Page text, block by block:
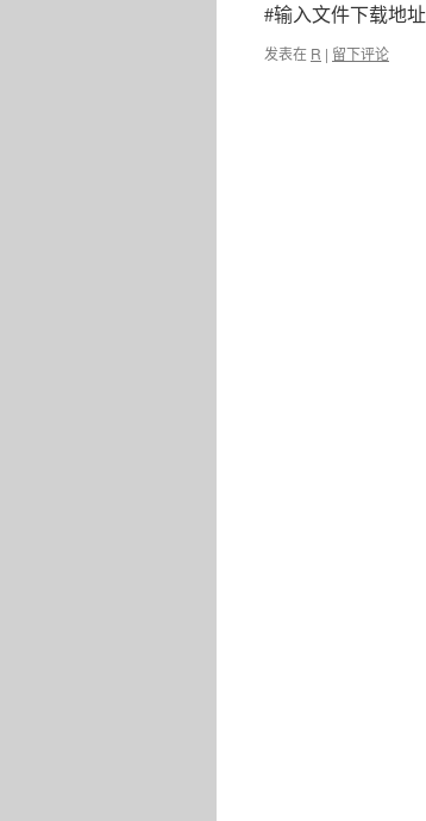
#输入文件下载地址
发表在 R | 留下评论